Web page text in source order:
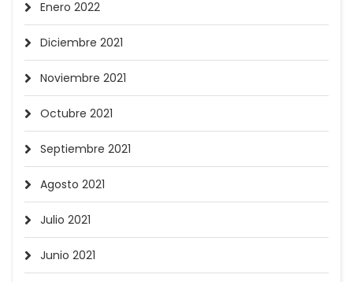
Enero 2022
Diciembre 2021
Noviembre 2021
Octubre 2021
Septiembre 2021
Agosto 2021
Julio 2021
Junio 2021